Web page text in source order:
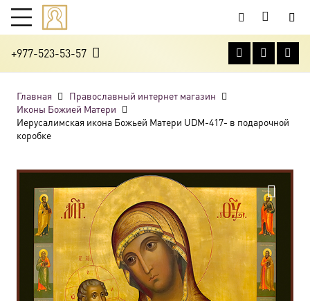
+977-523-53-57
Главная
Православный интернет магазин
Иконы Божией Матери
Иерусалимская икона Божьей Матери UDM-417- в подарочной
коробке